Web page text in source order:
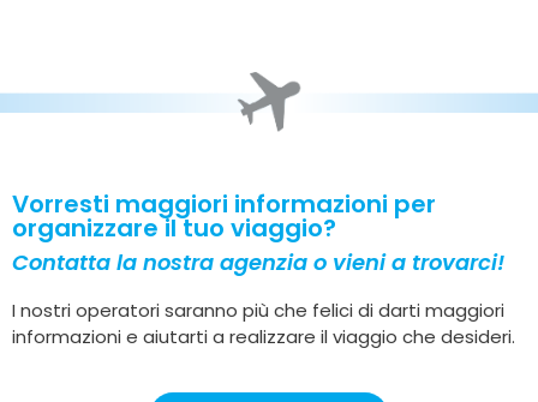
Vorresti maggiori informazioni per
organizzare il tuo viaggio?
Contatta la nostra agenzia o vieni a trovarci!
I nostri operatori saranno più che felici di darti maggiori
informazioni e aiutarti a realizzare il viaggio che desideri.